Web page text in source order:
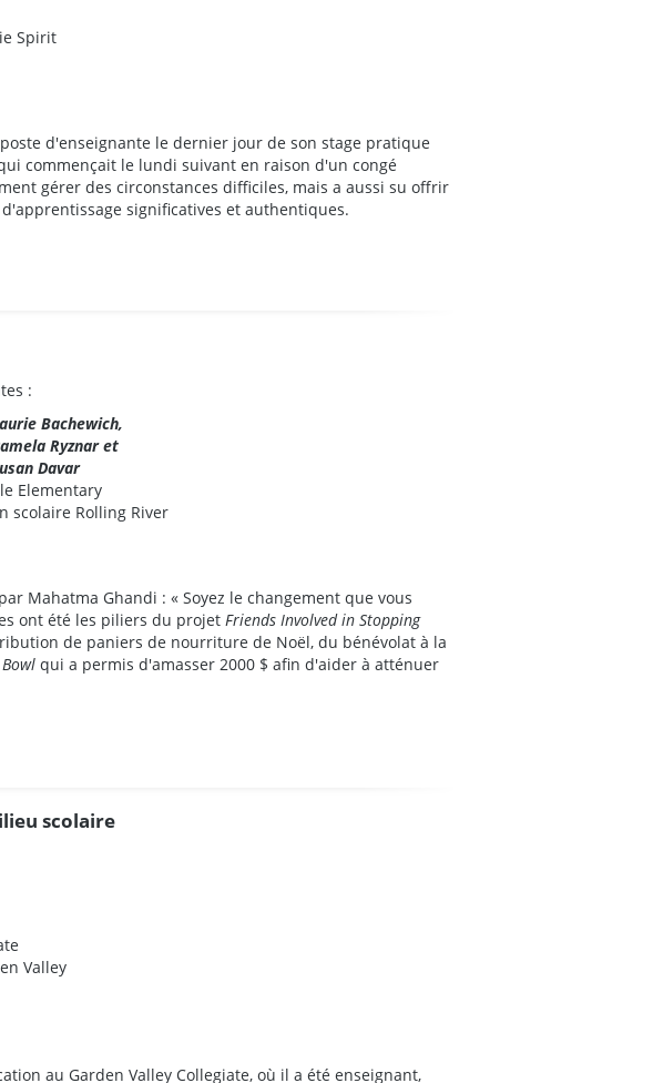
Spirit
d'enseignante le dernier jour de son stage pratique
commençait le lundi suivant en raison d'un congé
gérer des circonstances difficiles, mais a aussi su offrir
significatives et authentiques.
:
Bachewich,
Ryznar et
Davar
Elementary
scolaire Rolling River
Mahatma Ghandi : « Soyez le changement que vous
ont été les piliers du projet Friends Involved in Stopping
de paniers de nourriture de Noël, du bénévolat à la
qui a permis d'amasser 2000 $ afin d'aider à atténuer
scolaire
Valley
au Garden Valley Collegiate, où il a été enseignant,